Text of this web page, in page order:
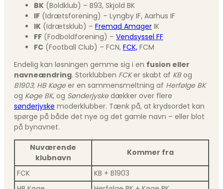
BK (Boldklub) – B93, Skjold BK
IF (Idrætsforening) – Lyngby IF, Aarhus IF
IK (Idrætsklub) – Fremad Amager IK
FF (Fodboldforening) – Vendsyssel FF
FC (Football Club) – FCN, FCK, FCM
Endelig kan løsningen gemme sig i en fusion eller
navneændring. Storklubben FCKer skabt af KBog
B1903; HB Køgeer en sammensmeltning af Herfølge BK
og Køge BK, og Sønderjyskedækker over flere
sønderjyske moderklubber. Tænk på, at krydsordet kan
spørge på både det nye og det gamle navn – eller blot
på bynavnet.
Nuværende
klubnavn
Kommer fra
FCK
KB + B1903